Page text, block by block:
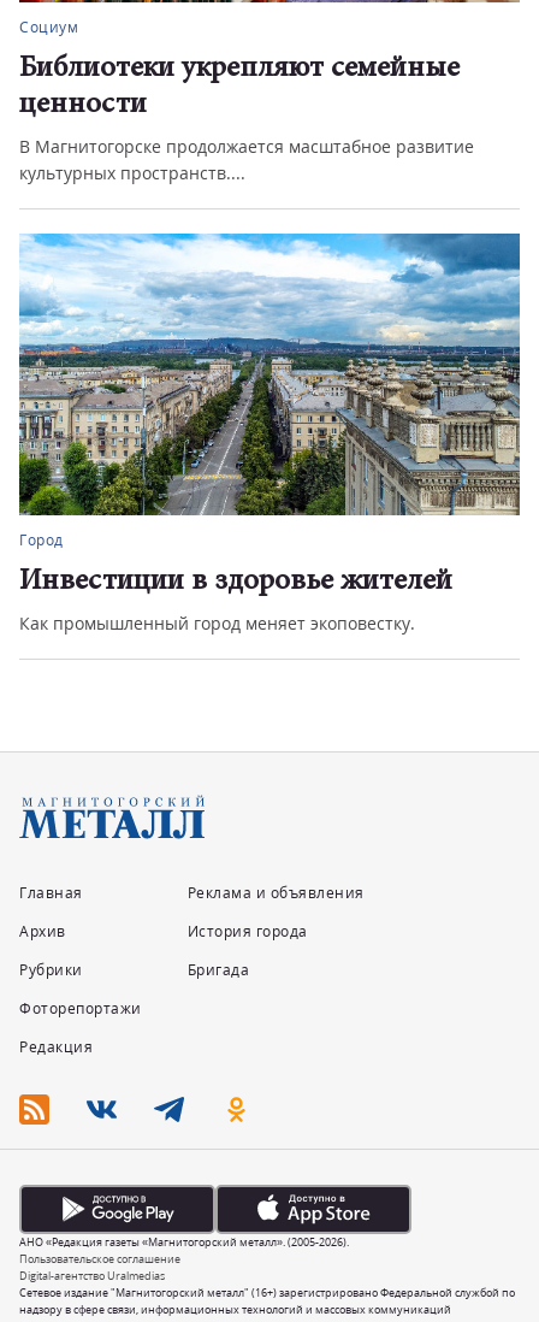
Социум
Библиотеки укрепляют семейные
ценности
В Магнитогорске продолжается масштабное развитие
культурных пространств....
Город
Инвестиции в здоровье жителей
Как промышленный город меняет экоповестку.
Главная
Архив
Рубрики
Фоторепортажи
Редакция
Реклама и объявления
История города
Бригада
Сетевое издание "Магнитогорский металл" (16+) зарегистрировано Федеральной службой по
надзору в сфере связи, информационных технологий и массовых коммуникаций
Пользовательское соглашение
Digital-агентство Uralmedias
АНО «Редакция газеты «Магнитогорский металл». (2005-2026).